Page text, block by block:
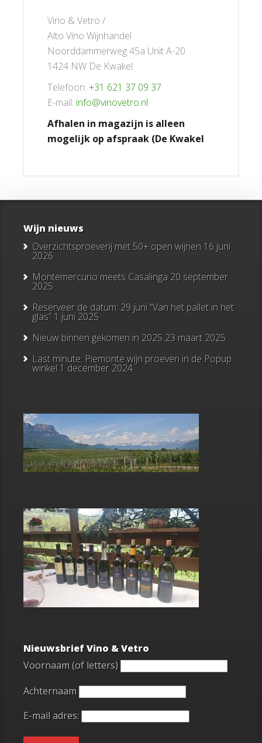
Vino & Vetro /
Alto Vino Wijnhandel
Noorddammerweg 45a Unit A-20
1424 NW De Kwakel
Telefoon: +31 621 37 09 37
E-mail: info@vinovetro.nl
Afhalen in magazijn is alleen
mogelijk op afspraak (De Kwakel
Wijn nieuws
Overzichtsproeverij met 50+ open wijnen 16 juni
2026
Montemercurio meets Casalinga 20 september
2025
Reserveer de datum: 29 juni “Van het pallet in het
glas” 1 juni 2025
Nieuw binnen gekomen in 2025 23 maart 2025
Last minute: Piemonte wijn proeven in de Popup
winkel 1 december 2024
Nieuwsbrief Vino & Vetro
Voornaam (of letters)
Achternaam
E-mail adres: